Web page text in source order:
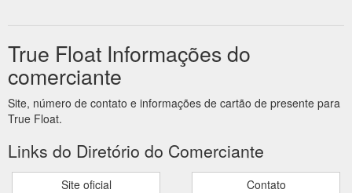
True Float Informações do
comerciante
Site, número de contato e informações de cartão de presente para
True Float.
Links do Diretório do Comerciante
Site oficial Contato